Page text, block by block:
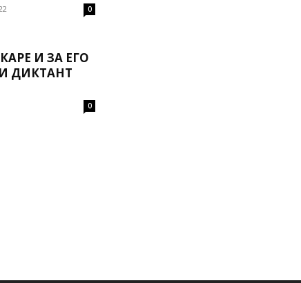
0
И ЗА ЕГО
ДИКТАНТ
0